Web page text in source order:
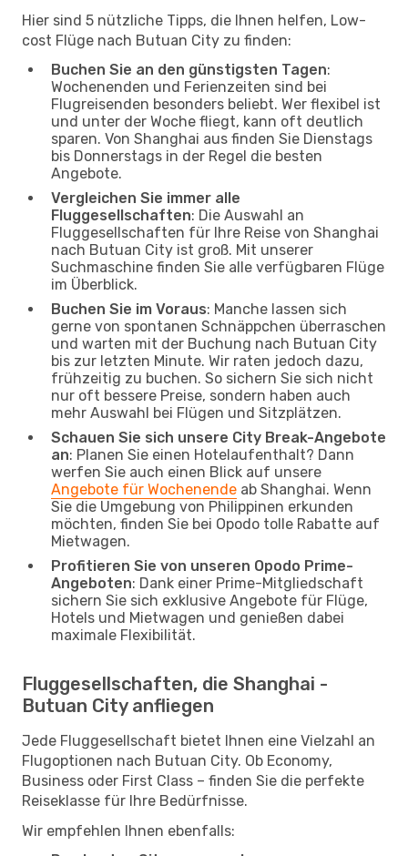
Hier sind 5 nützliche Tipps, die Ihnen helfen, Low-
cost Flüge nach Butuan City zu finden:
Buchen Sie an den günstigsten Tagen:
Wochenenden und Ferienzeiten sind bei
Flugreisenden besonders beliebt. Wer flexibel ist
und unter der Woche fliegt, kann oft deutlich
sparen. Von Shanghai aus finden Sie Dienstags
bis Donnerstags in der Regel die besten
Angebote.
Vergleichen Sie immer alle
Fluggesellschaften: Die Auswahl an
Fluggesellschaften für Ihre Reise von Shanghai
nach Butuan City ist groß. Mit unserer
Suchmaschine finden Sie alle verfügbaren Flüge
im Überblick.
Buchen Sie im Voraus: Manche lassen sich
gerne von spontanen Schnäppchen überraschen
und warten mit der Buchung nach Butuan City
bis zur letzten Minute. Wir raten jedoch dazu,
frühzeitig zu buchen. So sichern Sie sich nicht
nur oft bessere Preise, sondern haben auch
mehr Auswahl bei Flügen und Sitzplätzen.
Schauen Sie sich unsere City Break-Angebote
an: Planen Sie einen Hotelaufenthalt? Dann
werfen Sie auch einen Blick auf unsere
Angebote für Wochenende ab Shanghai. Wenn
Sie die Umgebung von Philippinen erkunden
möchten, finden Sie bei Opodo tolle Rabatte auf
Mietwagen.
Profitieren Sie von unseren Opodo Prime-
Angeboten: Dank einer Prime-Mitgliedschaft
sichern Sie sich exklusive Angebote für Flüge,
Hotels und Mietwagen und genießen dabei
maximale Flexibilität.
Fluggesellschaften, die Shanghai -
Butuan City anfliegen
Jede Fluggesellschaft bietet Ihnen eine Vielzahl an
Flugoptionen nach Butuan City. Ob Economy,
Business oder First Class – finden Sie die perfekte
Reiseklasse für Ihre Bedürfnisse.
Wir empfehlen Ihnen ebenfalls: